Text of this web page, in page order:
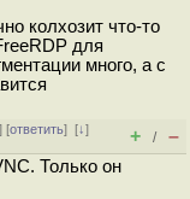
колхозит что-то
для
много, а с
] [ответить][↓]
+ / –
Только он